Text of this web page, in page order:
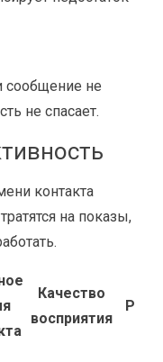
сообщение не
не спасает.
контакта
на показы,
Качество
восприятия